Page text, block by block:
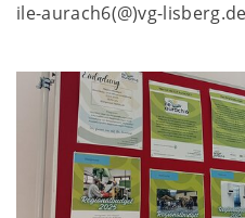
ile-aurach6(@)vg-lisberg.de